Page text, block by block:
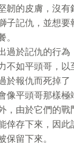
韌的皮膚，沒有
子記仇，並想要
過於記仇的行為
不如平頭哥，以
於報仇而死掉了
像平頭哥那樣極
，由於它們的戰
倖存下來，因此
保留下來。